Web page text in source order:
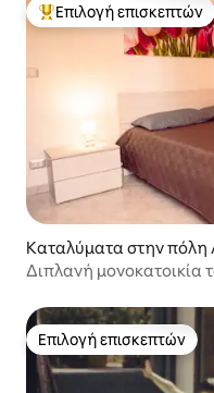
Κορυφαία επιλογή
Επιλογή επισκεπτών
Καταλύματα στην πόλη
Διπλανή μονοκατοικία
Επιλογή επισκεπτών
Επιλογή επισκεπτών